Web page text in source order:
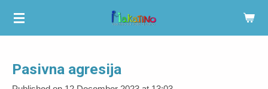
Skip
Pasivna agresija